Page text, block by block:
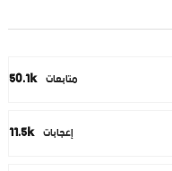
50.1k متابعات
11.5k إعجابات